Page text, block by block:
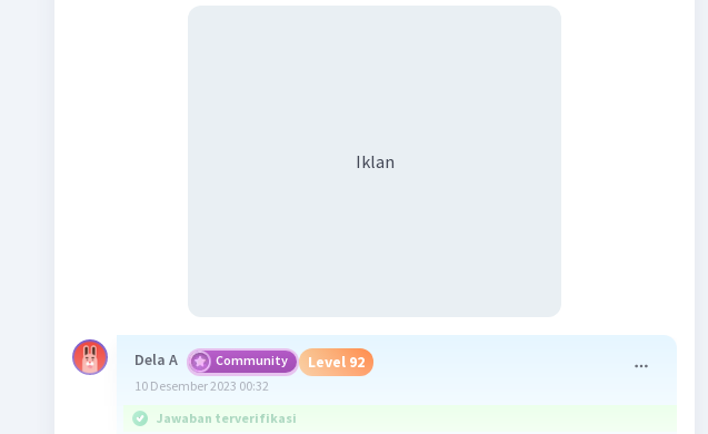
Iklan
Dela A Community Level 92
10 Desember 2023 00:32
Jawaban terverifikasi